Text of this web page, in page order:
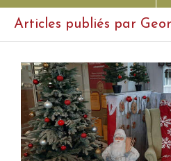
Articles publiés par